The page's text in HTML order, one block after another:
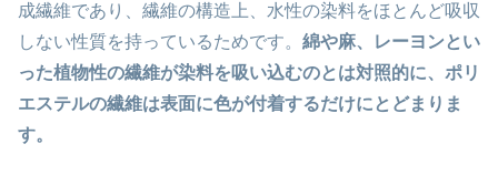
成繊維であり、繊維の構造上、水性の染料をほとんど吸収
しない性質を持っているためです。 綿や麻、レーヨンとい
った植物性の繊維が染料を吸い込むのとは対照的に、ポリ
エステルの繊維は表面に色が付着するだけにとどまりま
す。